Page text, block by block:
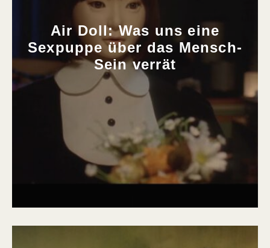
Air Doll: Was uns eine
Sexpuppe über das Mensch-
Sein verrät